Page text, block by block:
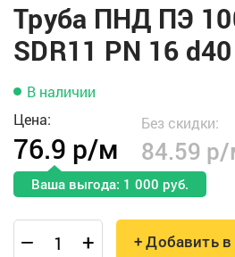
Труба ПНД ПЭ
SDR11 PN 16
В наличии
Цена:
76.9 р/м
Без скидки:
84.59
Ваша выгода: 1 000 руб.
– + + Добавить